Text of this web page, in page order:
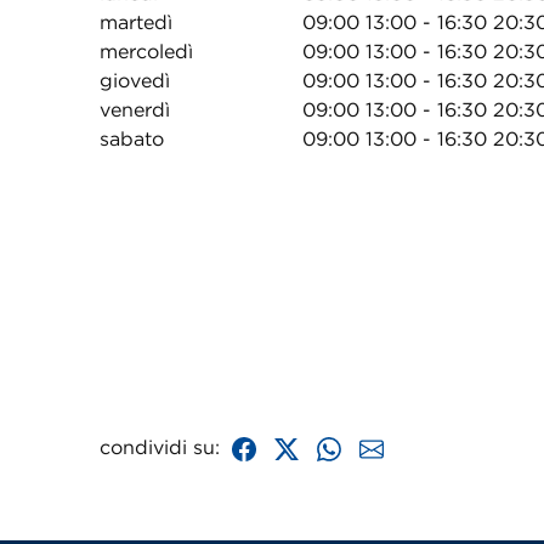
martedì
09:00 13:00 - 16:30
mercoledì
09:00 13:00 - 16:30
giovedì
09:00 13:00 - 16:30
venerdì
09:00 13:00 - 16:30
sabato
09:00 13:00 - 16:30
condividi su: